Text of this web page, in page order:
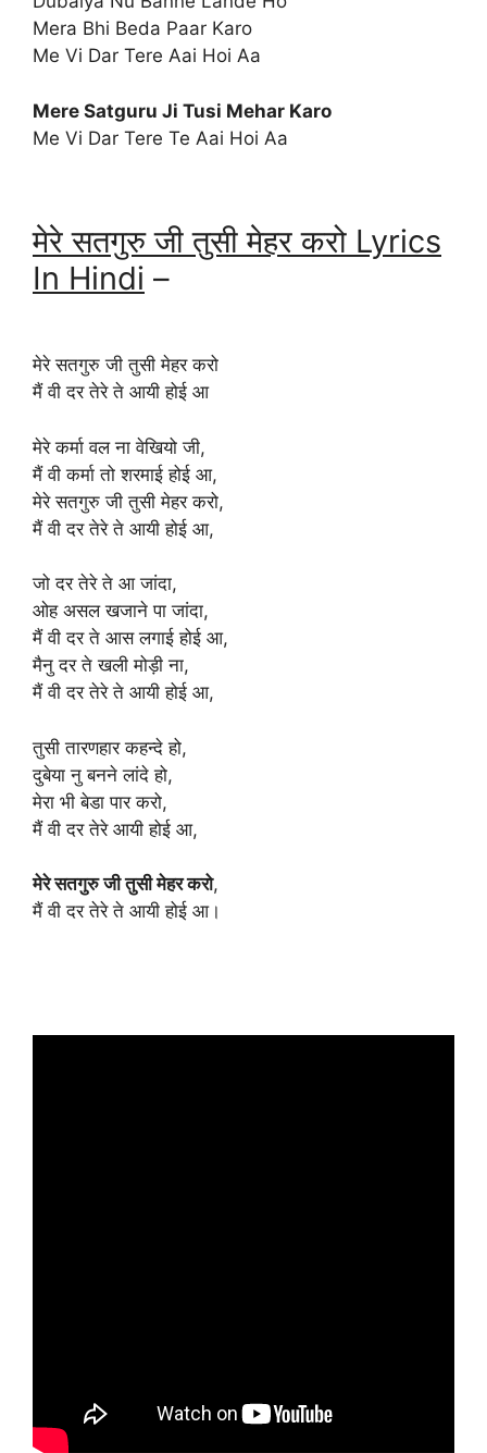
Mera Bhi Beda Paar Karo
Me Vi Dar Tere Aai Hoi Aa
Mere Satguru Ji Tusi Mehar Karo
Me Vi Dar Tere Te Aai Hoi Aa
मेरे सतगुरु जी तुसी मेहर करो Lyrics
In Hindi –
मेरे सतगुरु जी तुसी मेहर करो
मैं वी दर तेरे ते आयी होई आ
मेरे कर्मा वल ना वेखियो जी,
मैं वी कर्मा तो शरमाई होई आ,
मेरे सतगुरु जी तुसी मेहर करो,
मैं वी दर तेरे ते आयी होई आ,
जो दर तेरे ते आ जांदा,
ओह असल खजाने पा जांदा,
मैं वी दर ते आस लगाई होई आ,
मैनु दर ते खली मोड़ी ना,
मैं वी दर तेरे ते आयी होई आ,
तुसी तारणहार कहन्दे हो,
दुबेया नु बनने लांदे हो,
मेरा भी बेडा पार करो,
मैं वी दर तेरे आयी होई आ,
मेरे सतगुरु जी तुसी मेहर करो,
मैं वी दर तेरे ते आयी होई आ।